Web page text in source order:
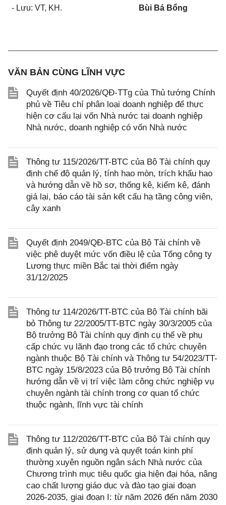
- Lưu: VT, KH. Bùi Bá Bổng
VĂN BẢN CÙNG LĨNH VỰC
Quyết định 40/2026/QĐ-TTg của Thủ tướng Chính
phủ về Tiêu chí phân loại doanh nghiệp để thực
hiện cơ cấu lại vốn Nhà nước tại doanh nghiệp
Nhà nước, doanh nghiệp có vốn Nhà nước
Thông tư 115/2026/TT-BTC của Bộ Tài chính quy
định chế độ quản lý, tính hao mòn, trích khấu hao
và hướng dẫn về hồ sơ, thống kê, kiểm kê, đánh
giá lại, báo cáo tài sản kết cấu hạ tầng công viên,
cây xanh
Quyết định 2049/QĐ-BTC của Bộ Tài chính về
việc phê duyệt mức vốn điều lệ của Tổng công ty
Lương thực miền Bắc tại thời điểm ngày
31/12/2025
Thông tư 114/2026/TT-BTC của Bộ Tài chính bãi
bỏ Thông tư 22/2005/TT-BTC ngày 30/3/2005 của
Bộ trưởng Bộ Tài chính quy định cụ thể về phụ
cấp chức vụ lãnh đạo trong các tổ chức chuyên
ngành thuộc Bộ Tài chính và Thông tư 54/2023/TT-
BTC ngày 15/8/2023 của Bộ trưởng Bộ Tài chính
hướng dẫn về vị trí việc làm công chức nghiệp vụ
chuyên ngành tài chính trong cơ quan tổ chức
thuộc ngành, lĩnh vực tài chính
Thông tư 112/2026/TT-BTC của Bộ Tài chính quy
định quản lý, sử dụng và quyết toán kinh phí
thường xuyên nguồn ngân sách Nhà nước của
Chương trình mục tiêu quốc gia hiện đại hóa, nâng
cao chất lượng giáo dục và đào tạo giai đoạn
2026-2035, giai đoạn I: từ năm 2026 đến năm 2030